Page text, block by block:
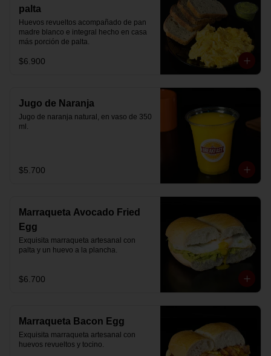
palta
Huevos revueltos acompañado de pan
madre blanco e integral hecho en casa
más porción de palta.
$6.900
Jugo de Naranja
Jugo de naranja natural, en vaso de 350
ml.
$5.700
Marraqueta Avocado Fried
Egg
Exquisita marraqueta artesanal con
palta y un huevo a la plancha.
$6.700
Marraqueta Bacon Egg
Exquisita marraqueta artesanal con
huevos revueltos y tocino.